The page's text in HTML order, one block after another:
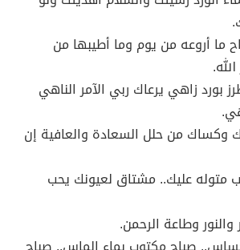
ما أروعه من يوم وما أطيبها من
بورد زاهي يرعاك ربي الآمر الناهي
وكساك من حلل السعادة والعافية إن
متوله عليك.. مشتاق لعيونك يحب
والنور وطاعة الرحمن.